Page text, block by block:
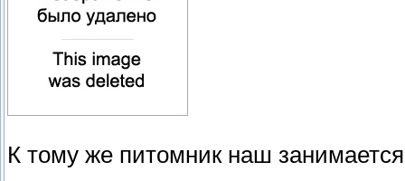
К тому же питомник наш